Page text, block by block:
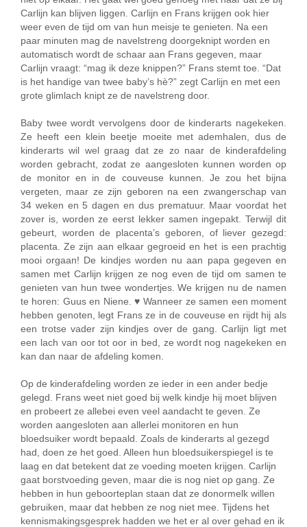
Carlijn kan blijven liggen. Carlijn en Frans krijgen ook hier
weer even de tijd om van hun meisje te genieten. Na een
paar minuten mag de navelstreng doorgeknipt worden en
automatisch wordt de schaar aan Frans gegeven, maar
Carlijn vraagt: “mag ik deze knippen?” Frans stemt toe. “Dat
is het handige van twee baby’s hè?” zegt Carlijn en met een
grote glimlach knipt ze de navelstreng door.
Baby twee wordt vervolgens door de kinderarts nagekeken.
Ze heeft een klein beetje moeite met ademhalen, dus de
kinderarts wil wel graag dat ze zo naar de kinderafdeling
worden gebracht, zodat ze aangesloten kunnen worden op
de monitor en in de couveuse kunnen. Je zou het bijna
vergeten, maar ze zijn geboren na een zwangerschap van
34 weken en 5 dagen en dus prematuur. Maar voordat het
zover is, worden ze eerst lekker samen ingepakt. Terwijl dit
gebeurt, worden de placenta’s geboren, of liever gezegd:
placenta. Ze zijn aan elkaar gegroeid en het is een prachtig
mooi orgaan! De kindjes worden nu aan papa gegeven en
samen met Carlijn krijgen ze nog even de tijd om samen te
genieten van hun twee wondertjes. We krijgen nu de namen
te horen: Guus en Niene. ♥ Wanneer ze samen een moment
hebben genoten, legt Frans ze in de couveuse en rijdt hij als
een trotse vader zijn kindjes over de gang. Carlijn ligt met
een lach van oor tot oor in bed, ze wordt nog nagekeken en
kan dan naar de afdeling komen.
Op de kinderafdeling worden ze ieder in een ander bedje
gelegd. Frans weet niet goed bij welk kindje hij moet blijven
en probeert ze allebei even veel aandacht te geven. Ze
worden aangesloten aan allerlei monitoren en hun
bloedsuiker wordt bepaald. Zoals de kinderarts al gezegd
had, doen ze het goed. Alleen hun bloedsuikerspiegel is te
laag en dat betekent dat ze voeding moeten krijgen. Carlijn
gaat borstvoeding geven, maar die is nog niet op gang. Ze
hebben in hun geboorteplan staan dat ze donormelk willen
gebruiken, maar dat hebben ze nog niet mee. Tijdens het
kennismakingsgesprek hadden we het er al over gehad en ik